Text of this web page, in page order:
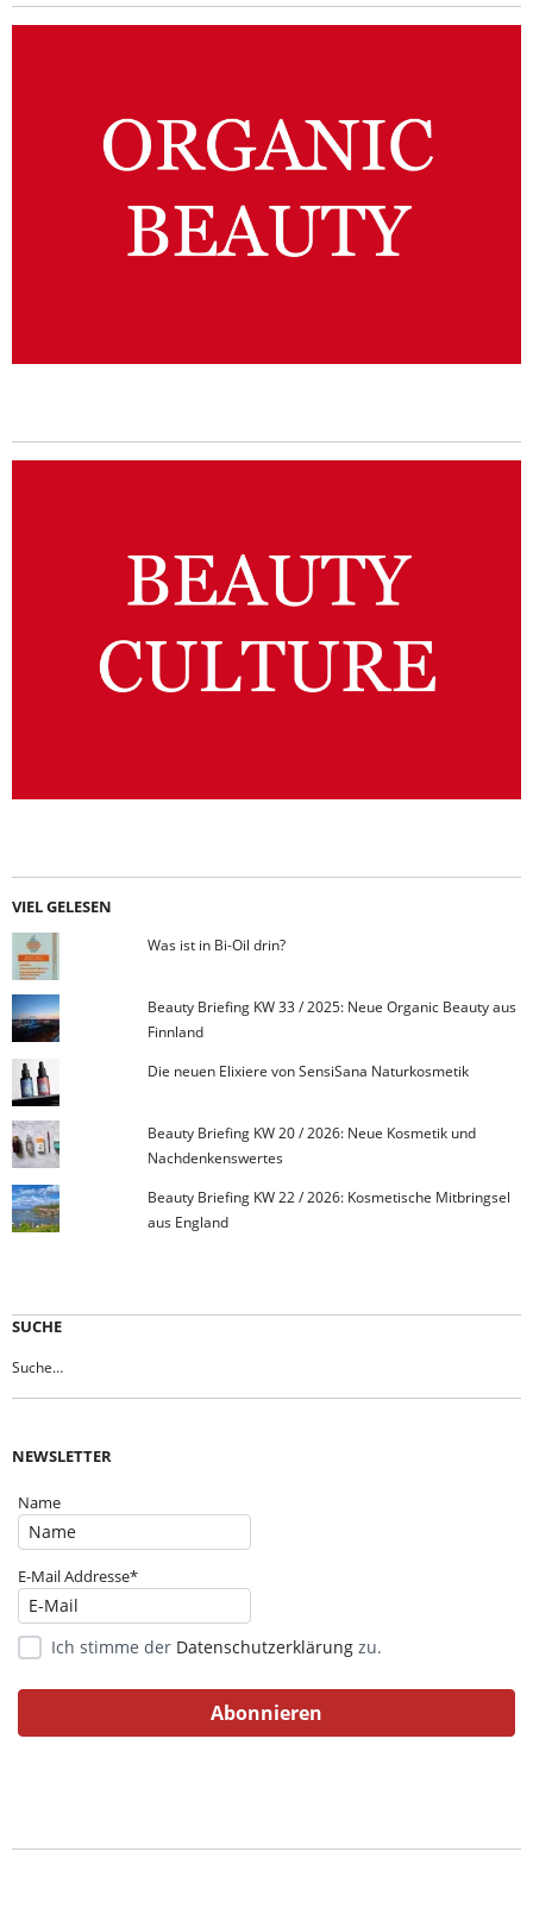
VIEL GELESEN
Was ist in Bi-Oil drin?
Beauty Briefing KW 33 / 2025: Neue Organic Beauty aus
Finnland
Die neuen Elixiere von SensiSana Naturkosmetik
Beauty Briefing KW 20 / 2026: Neue Kosmetik und
Nachdenkenswertes
Beauty Briefing KW 22 / 2026: Kosmetische Mitbringsel
aus England
SUCHE
NEWSLETTER
Name
E-Mail Addresse*
Ich stimme der Datenschutzerklärung zu.